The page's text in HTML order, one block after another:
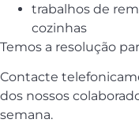
trabalhos de
cozinhas
Temos a resolução
Contacte
dos nossos
semana.